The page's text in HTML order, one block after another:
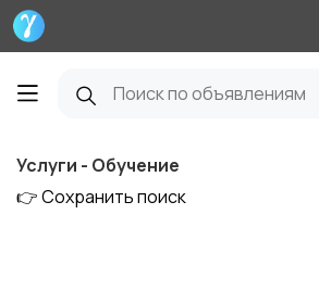
Услуги - Обучение
👉 Сохранить поиск